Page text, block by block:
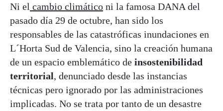
Ni el cambio climático ni la famosa DANA del
pasado día 29 de octubre, han sido los
responsables de las catastróficas inundaciones en
L´Horta Sud de Valencia, sino la creación humana
de un espacio emblemático de insostenibilidad
territorial, denunciado desde las instancias
técnicas pero ignorado por las administraciones
implicadas. No se trata por tanto de un desastre